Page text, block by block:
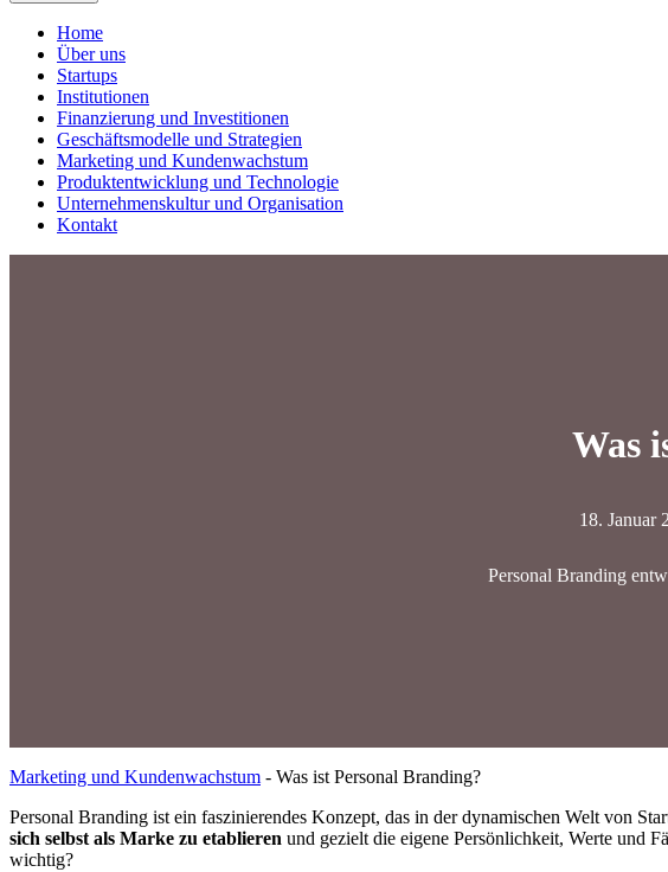
Home
Über uns
Startups
Institutionen
Finanzierung und Investitionen
Geschäftsmodelle und Strategien
Marketing und Kundenwachstum
Produktentwicklung und Technologie
Unternehmenskultur und Organisation
Kontakt
Was
18. Januar
Personal Branding
Marketing und Kundenwachstum - Was ist Personal Branding?
Personal Branding ist ein faszinierendes Konzept, das in der dynamischen Welt von
sich selbst als Marke zu etablieren und gezielt die eigene Persönlichkeit, Werte und
wichtig?